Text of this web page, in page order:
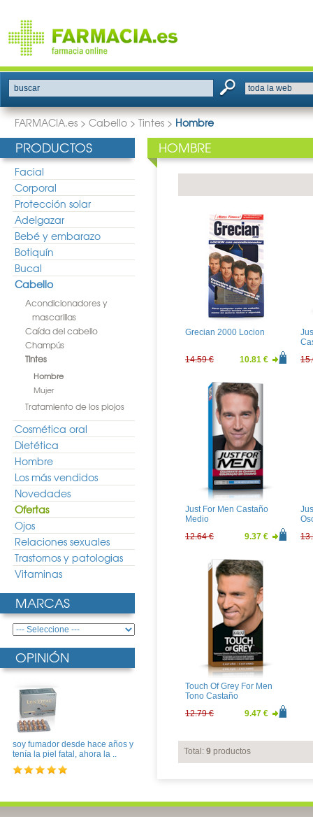
buscar
FARMACIA.es > Cabello > Tintes > Hombre
PRODUCTOS
Facial
Corporal
Protección solar
Adelgazar
Bebé y embarazo
Botiquín
Bucal
Cabello
Acondicionadores y
mascarillas
Caída del cabello
Champús
Tintes
Hombre
Mujer
Tratamiento de los piojos
Cosmética oral
Dietética
Hombre
Los más vendidos
Novedades
Ofertas
Ojos
Relaciones sexuales
Trastornos y patologias
Vitaminas
MARCAS
OPINIÓN
soy fumador desde hace años y
tenía la piel fatal, ahora la ..
HOMBRE
Grecian 2000 Locion
14.59 € 10.81 €
Just For Men Castaño
Medio
12.64 €
9.37 €
Touch Of Grey For Men
Tono Castaño
12.79 €
9.47 €
Total: 9 productos